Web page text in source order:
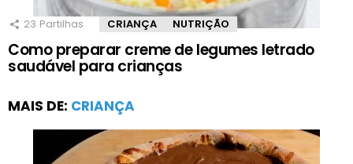
23 Partilhas CRIANÇA NUTRIÇÃO
Como preparar creme de legumes letrado
saudável para crianças
MAIS DE: CRIANÇA